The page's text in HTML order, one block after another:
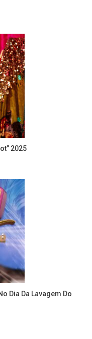
2025
Dia Da Lavagem Do